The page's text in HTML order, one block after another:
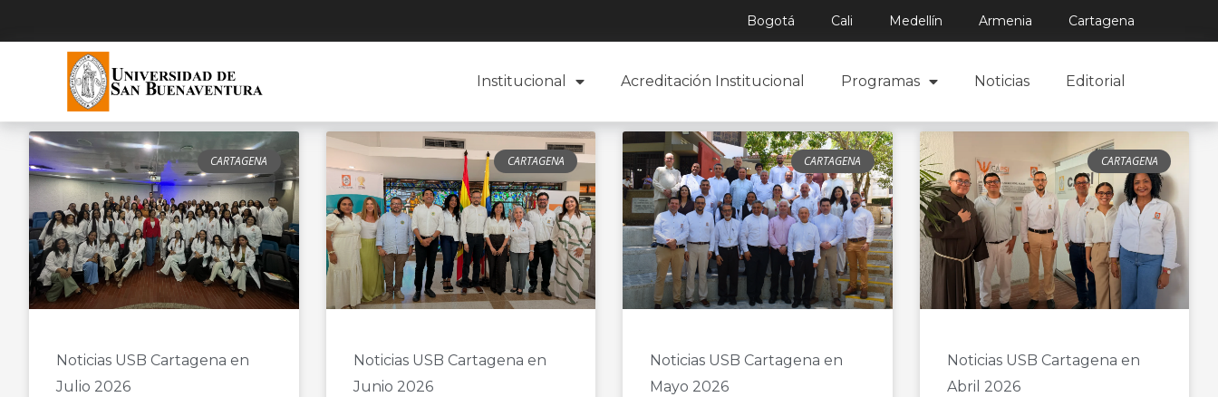
Bogotá Cali Medellín Armenia Cartagena
Institucional Acreditación Institucional Programas Noticias Editorial
CARTAGENA
Noticias USB Cartagena en
Julio 2026
CARTAGENA
Noticias USB Cartagena en
Junio 2026
CARTAGENA
Noticias USB Cartagena en
Mayo 2026
CARTAGENA
Noticias USB Cartagena en
Abril 2026